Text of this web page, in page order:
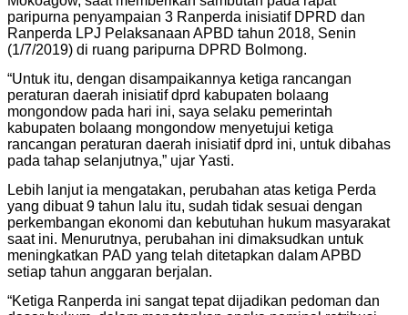
paripurna penyampaian 3 Ranperda inisiatif DPRD dan
Ranperda LPJ Pelaksanaan APBD tahun 2018, Senin
(1/7/2019) di ruang paripurna DPRD Bolmong.
“Untuk itu, dengan disampaikannya ketiga rancangan
peraturan daerah inisiatif dprd kabupaten bolaang
mongondow pada hari ini, saya selaku pemerintah
kabupaten bolaang mongondow menyetujui ketiga
rancangan peraturan daerah inisiatif dprd ini, untuk dibahas
pada tahap selanjutnya,” ujar Yasti.
Lebih lanjut ia mengatakan, perubahan atas ketiga Perda
yang dibuat 9 tahun lalu itu, sudah tidak sesuai dengan
perkembangan ekonomi dan kebutuhan hukum masyarakat
saat ini. Menurutnya, perubahan ini dimaksudkan untuk
meningkatkan PAD yang telah ditetapkan dalam APBD
setiap tahun anggaran berjalan.
“Ketiga Ranperda ini sangat tepat dijadikan pedoman dan